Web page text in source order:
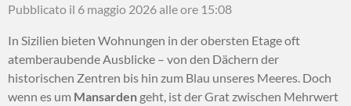
Pubblicato il 6 maggio 2026 alle ore 15:08
In Sizilien bieten Wohnungen in der obersten Etage oft
atemberaubende Ausblicke – von den Dächern der
historischen Zentren bis hin zum Blau unseres Meeres. Doch
wenn es um Mansarden geht, ist der Grat zwischen Mehrwert